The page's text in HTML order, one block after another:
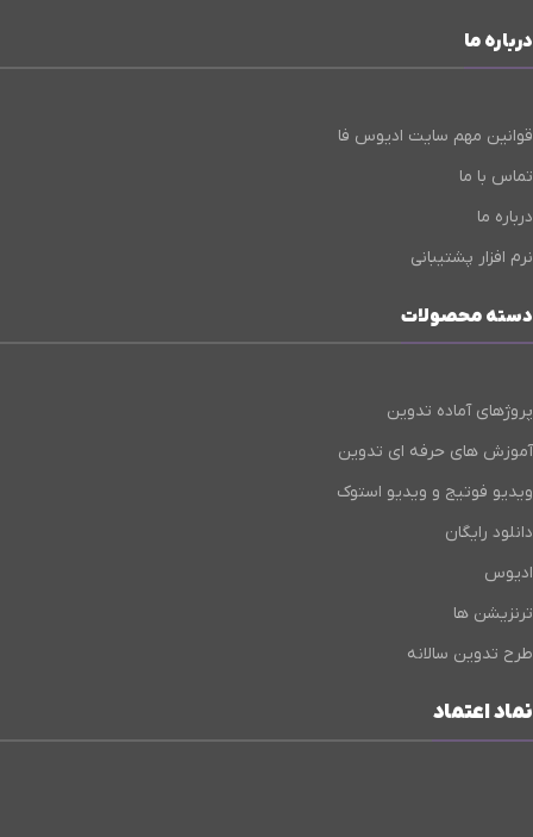
درباره ما
قوانین مهم سایت ادیوس فا
تماس با ما
درباره ما
نرم افزار پشتیبانی
دسته محصولات
پروژهای آماده تدوین
آموزش های حرفه ای تدوین
ویدیو فوتیج و ویدیو استوک
دانلود رایگان
ادیوس
ترنزیشن ها
طرح تدوین سالانه
نماد اعتماد